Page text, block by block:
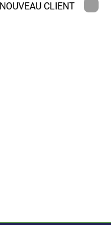
NOUVEAU CLIENT